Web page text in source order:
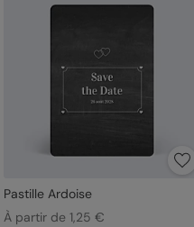
Pastille Ardoise
À partir de 1,25 €